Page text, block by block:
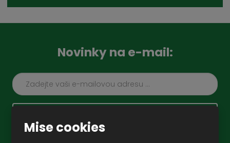
Mise cookies
Novinky na e-mail: